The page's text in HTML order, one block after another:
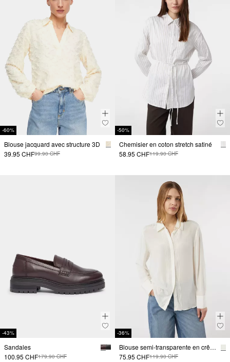
-60%
Blouse jacquard avec structure 3D
39.95 CHF99.90 CHF
-50%
Chemisier en coton stretch satiné
58.95 CHF119.90 CHF
-43%
Sandales
100.95 CHF179.90 CHF
-36%
Blouse semi-transparente en crêpe de viscose
75.95 CHF119.90 CHF